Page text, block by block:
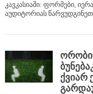
კავკასიაში: ფორმები,
აუდიტორიას
ქვიარ